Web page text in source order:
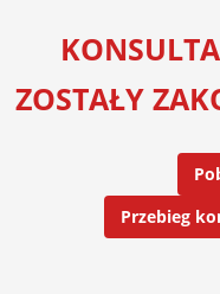
ZOSTAŁY
Przebieg